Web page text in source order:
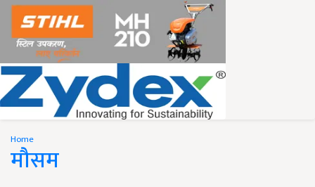
Home
मौसम